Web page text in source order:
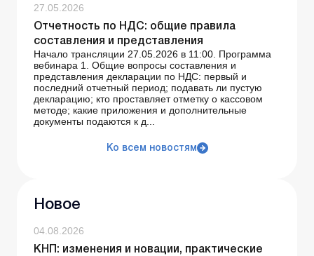
27.05.2026
Отчетность по НДС: общие правила
составления и представления
Начало трансляции 27.05.2026 в 11:00. Программа
вебинара 1. Общие вопросы составления и
представления декларации по НДС: первый и
последний отчетный период; подавать ли пустую
декларацию; кто проставляет отметку о кассовом
методе; какие приложения и дополнительные
документы подаются к д...
Ко всем новостям
Новое
04.08.2026
КНП: изменения и новации, практические